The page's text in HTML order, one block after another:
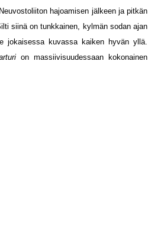
hajoamisen jälkeen ja pitkän
siinä on tunkkainen, kylmän sodan ajan
jokaisessa kuvassa kaiken hyvän yllä.
on massiivisuudessaan kokonainen